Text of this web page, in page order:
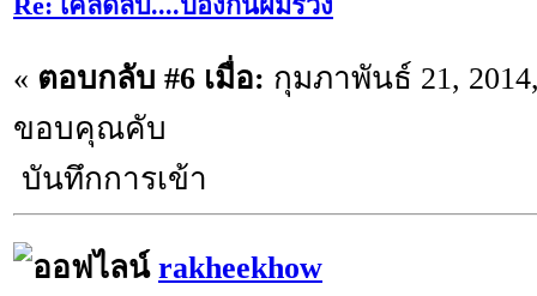
Re: เคล็ดลับ....ป้องกันผมร่วง
« ตอบกลับ #6 เมื่อ: กุมภาพันธ์ 21,
ขอบคุณคับ
บันทึกการเข้า
rakheekhow